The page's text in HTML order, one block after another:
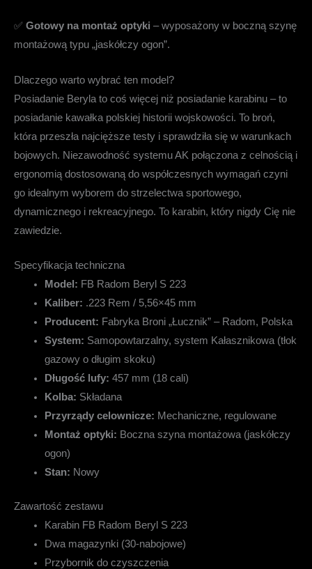
✅ Gotowy na montaż optyki – wyposażony w boczną szynę
montażową typu „jaskółczy ogon”.
Dlaczego warto wybrać ten model?
Posiadanie Beryla to coś więcej niż posiadanie karabinu – to
posiadanie kawałka polskiej historii wojskowości. To broń,
która przeszła najcięższe testy i sprawdziła się w warunkach
bojowych. Niezawodność systemu AK połączona z celnością i
ergonomią dostosowaną do współczesnych wymagań czyni
go idealnym wyborem do strzelectwa sportowego,
dynamicznego i rekreacyjnego. To karabin, który nigdy Cię nie
zawiedzie.
Specyfikacja techniczna
Model: FB Radom Beryl S 223
Kaliber: .223 Rem / 5,56×45 mm
Producent: Fabryka Broni „Łucznik” – Radom, Polska
System: Samopowtarzalny, system Kałasznikowa (tłok
gazowy o długim skoku)
Długość lufy: 457 mm (18 cali)
Kolba: Składana
Przyrządy celownicze: Mechaniczne, regulowane
Montaż optyki: Boczna szyna montażowa (jaskółczy
ogon)
Stan: Nowy
Zawartość zestawu
Karabin FB Radom Beryl S 223
Dwa magazynki (30-nabojowe)
Przybornik do czyszczenia